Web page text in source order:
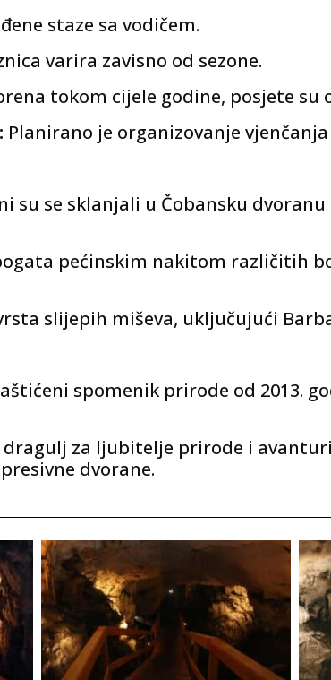
staze sa vodičem.
varira zavisno od sezone.
tokom cijele godine, posjete su
Planirano je organizovanje
su se sklanjali u Čobansku
pećinskim nakitom različitih
slijepih miševa, uključujući
spomenik prirode od 2013.
dragulj za ljubitelje prirode i
dvorane.